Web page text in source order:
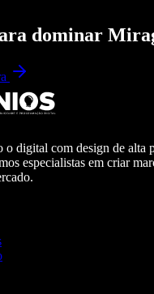
dominar
o digital com design de alta
especialistas em criar